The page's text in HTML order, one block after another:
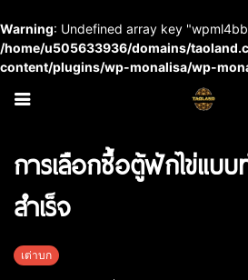
Warning: Undefined array key
/home/u505633936/domains/
content/plugins/wp-monalisa/wp-
การเลือกซื้อตู้ฟักไข่แบ
สำเร็จ
เต่าบก